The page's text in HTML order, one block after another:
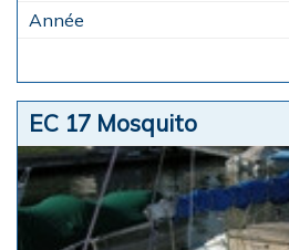
EC 17 Mosquito